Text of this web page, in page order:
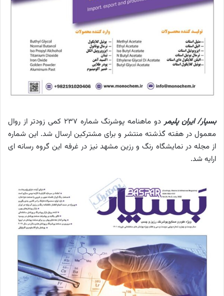
بسپار/ ایران پلیمر
دو ماهنامه پوشرنگ شماره 237 کمی زودتر از روال
معمول در هفته گذشته منتشر و برای مشترکین ارسال شد. این شماره
از مجله در نمایشگاه رنگ و رزین مشهد نیز در غرفه این گروه رسانه ای
ارایه شد.